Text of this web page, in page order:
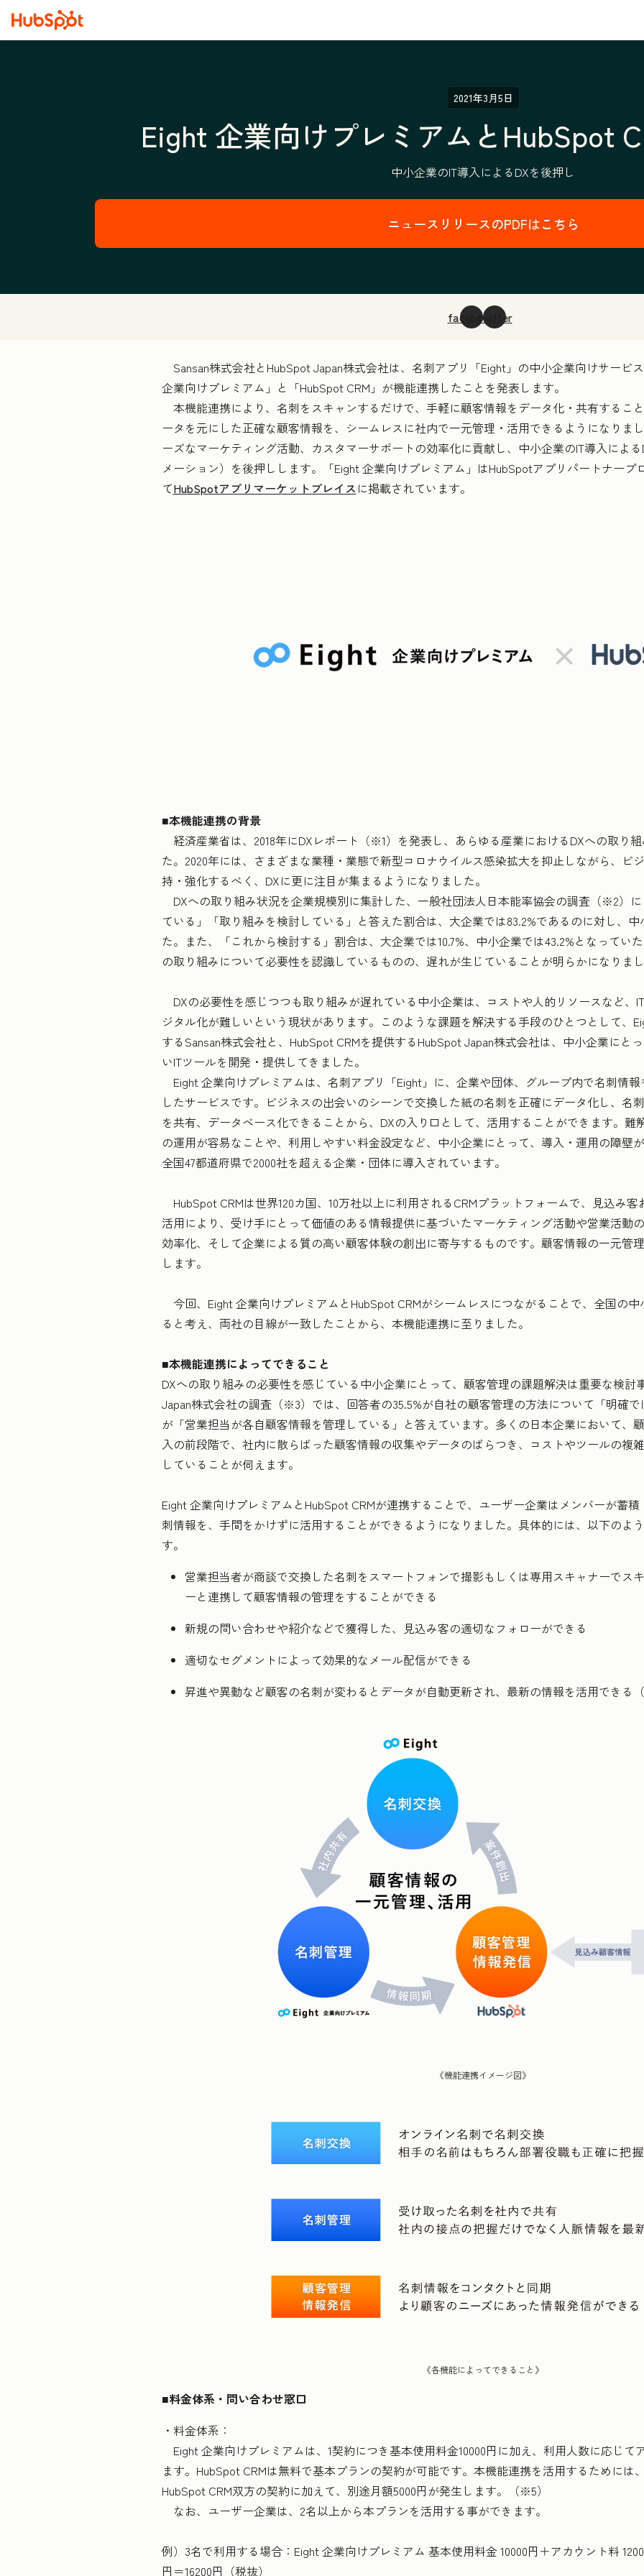
2021年3月5日
Eight 企業向けプレミアムとHubSpot
中小企業のIT導入によるDXを後押し
ニュースリリースのPDFはこちら
facebooktwitter
Sansan株式会社とHubSpot Japan株式会社は、名刺アプリ「Eight」の中小企業向けサービ
企業向けプレミアム」と「HubSpot CRM」が機能連携したことを発表します。
本機能連携により、名刺をスキャンするだけで、手軽に顧客情報をデータ化・共有するこ
ータを元にした正確な顧客情報を、シームレスに社内で一元管理・活用できるようになりま
ーズなマーケティング活動、カスタマーサポートの効率化に貢献し、中小企業のIT導入によ
メーション）を後押しします。「Eight 企業向けプレミアム」はHubSpotアプリパートナープ
てHubSpotアプリマーケットプレイス に掲載されています。
■本機能連携の背景
経済産業省は、2018年にDXレポート（※1）を発表し、あらゆる産業におけるDXへの取り
た。2020年には、さまざまな業種・業態で新型コロナウイルス感染拡大を抑止しながら、ビ
持・強化するべく、DXに更に注目が集まるようになりました。
DXへの取り組み状況を企業規模別に集計した、一般社団法人日本能率協会の調査（※2）
ている」「取り組みを検討している」と答えた割合は、大企業では83.2%であるのに対し、中
た。また、「これから検討する」割合は、大企業では10.7%、中小企業では43.2%となってい
の取り組みについて必要性を認識しているものの、遅れが生じていることが明らかになりま
DXの必要性を感じつつも取り組みが遅れている中小企業は、コストや人的リソースなど、
ジタル化が難しいという現状があります。このような課題を解決する手段のひとつとして、
するSansan株式会社と、HubSpot CRMを提供するHubSpot Japan株式会社は、中小企業にと
いITツールを開発・提供してきました。
Eight 企業向けプレミアムは、名刺アプリ「Eight」に、企業や団体、グループ内で名刺情
したサービスです。ビジネスの出会いのシーンで交換した紙の名刺を正確にデータ化し、名
を共有、データベース化できることから、DXの入り口として、活用することができます。難
の運用が容易なことや、利用しやすい料金設定など、中小企業にとって、導入・運用の障壁
全国47都道府県で2000社を超える企業・団体に導入されています。
HubSpot CRMは世界120カ国、10万社以上に利用されるCRMプラットフォームで、見込み
活用により、受け手にとって価値のある情報提供に基づいたマーケティング活動や営業活動
効率化、そして企業による質の高い顧客体験の創出に寄与するものです。顧客情報の一元管
します。
今回、Eight 企業向けプレミアムとHubSpot CRMがシームレスにつながることで、全国の
ると考え、両社の目線が一致したことから、本機能連携に至りました。
■本機能連携によってできること
DXへの取り組みの必要性を感じている中小企業にとって、顧客管理の課題解決は重要な検討
Japan株式会社の調査（※3）では、回答者の35.5%が自社の顧客管理の方法について「明確で
が「営業担当が各自顧客情報を管理している」と答えています。多くの日本企業において、
入の前段階で、社内に散らばった顧客情報の収集やデータのばらつき、コストやツールの複
していることが伺えます。
Eight 企業向けプレミアムとHubSpot CRMが連携することで、ユーザー企業はメンバーが蓄
刺情報を、手間をかけずに活用することができるようになりました。具体的には、以下のよ
す。
営業担当者が商談で交換した名刺をスマートフォンで撮影もしくは専用スキャナーでス
ーと連携して顧客情報の管理をすることができる
新規の問い合わせや紹介などで獲得した、見込み客の適切なフォローができる
適切なセグメントによって効果的なメール配信ができる
昇進や異動など顧客の名刺が変わるとデータが自動更新され、最新の情報を活用できる
《機能連携イメージ図》
《各機能によってできること》
■料金体系・問い合わせ窓口
・料金体系：
Eight 企業向けプレミアムは、1契約につき基本使用料金10000円に加え、利用人数に応じて
ます。HubSpot CRMは無料で基本プランの契約が可能です。本機能連携を活用するためには
HubSpot CRM双方の契約に加えて、別途月額5000円が発生します。（※5）
なお、ユーザー企業は、2名以上から本プランを活用する事ができます。
例）3名で利用する場合：Eight 企業向けプレミアム 基本使用料金 10000円＋アカウント料
円＝16200円（税抜）